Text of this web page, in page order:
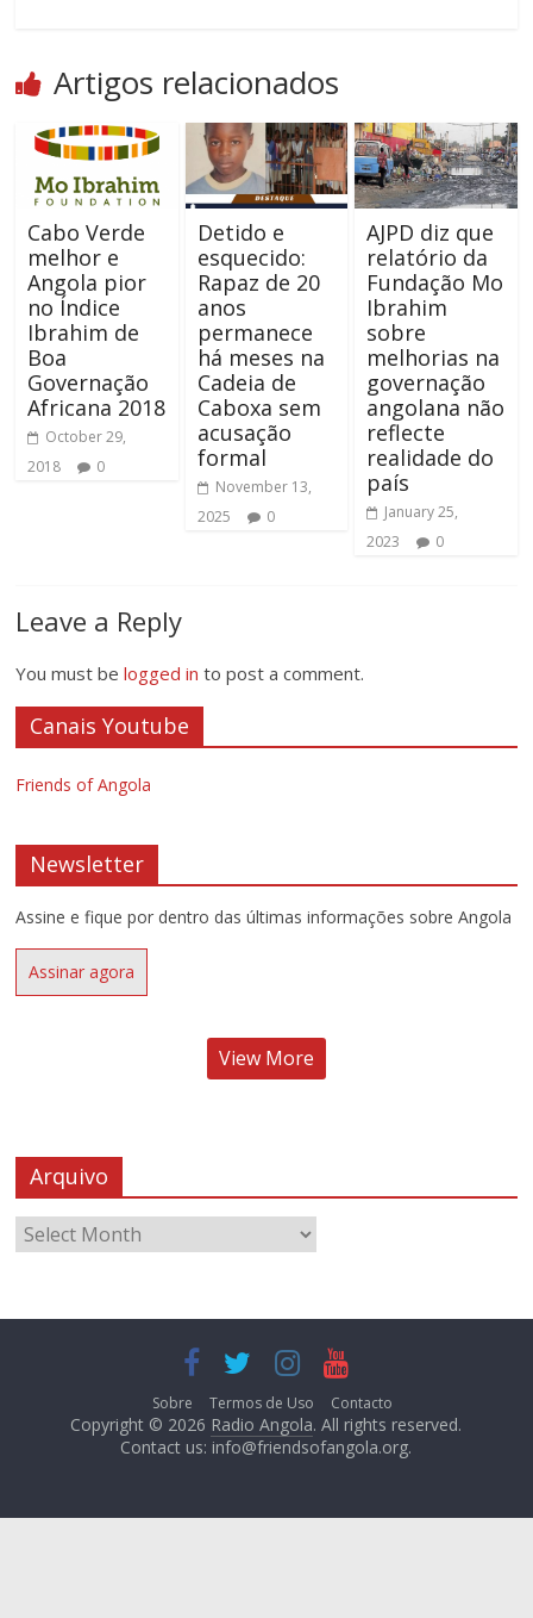
Artigos relacionados
Cabo Verde
melhor e
Angola pior
no Índice
Ibrahim de
Boa
Governação
Africana 2018
October 29,
2018
0
Detido e
esquecido:
Rapaz de 20
anos
permanece
há meses na
Cadeia de
Caboxa sem
acusação
formal
November 13,
2025
0
AJPD diz que
relatório da
Fundação Mo
Ibrahim
sobre
melhorias na
governação
angolana não
reflecte
realidade do
país
January 25,
2023
0
Leave a Reply
You must belogged in to post a comment.
Canais Youtube
Friends of Angola
Newsletter
Assine e fique por dentro das últimas informações sobre Angola
Assinar agora
View More
Arquivo
Sobre Termos de Uso Contacto
Copyright © 2026 Radio Angola. All rights reserved.
Contact us: info@friendsofangola.org.